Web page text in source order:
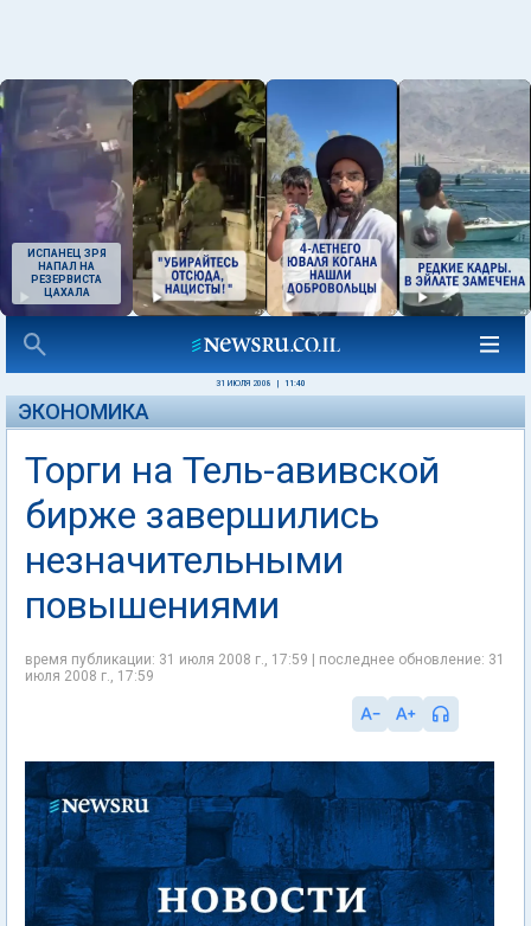
ИСПАНЕЦ ЗРЯ
НАПАЛ НА
РЕЗЕРВИСТА
ЦАХАЛА
31 ИЮЛЯ 2008 11:40
ЭКОНОМИКА
Торги на Тель-авивской
бирже завершились
незначительными
повышениями
время публикации: 31 июля 2008 г., 17:59 | последнее обновление: 31
июля 2008 г., 17:59